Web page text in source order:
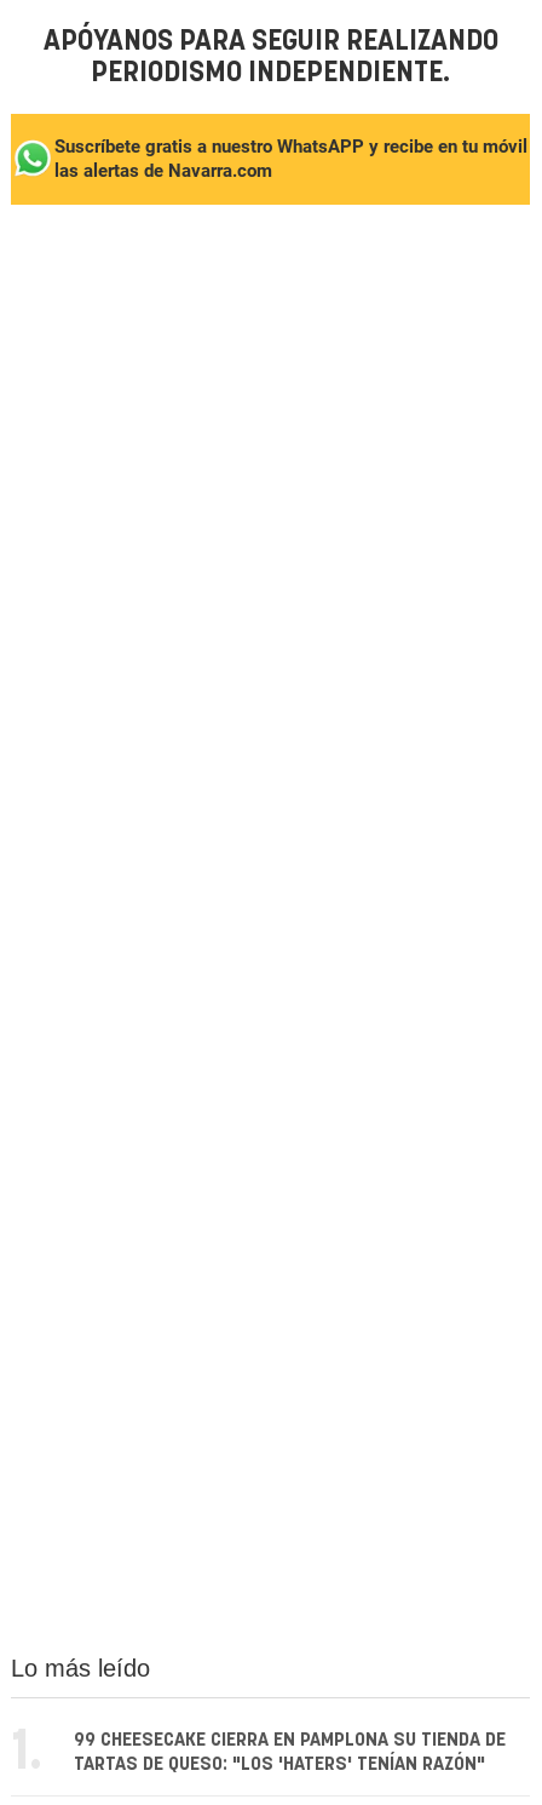
APÓYANOS PARA SEGUIR REALIZANDO
PERIODISMO INDEPENDIENTE.
Suscríbete gratis a nuestro WhatsAPP y recibe en tu móvil
las alertas de Navarra.com
Lo más leído
1.
99 CHEESECAKE CIERRA EN PAMPLONA SU TIENDA DE
TARTAS DE QUESO: "LOS 'HATERS' TENÍAN RAZÓN"